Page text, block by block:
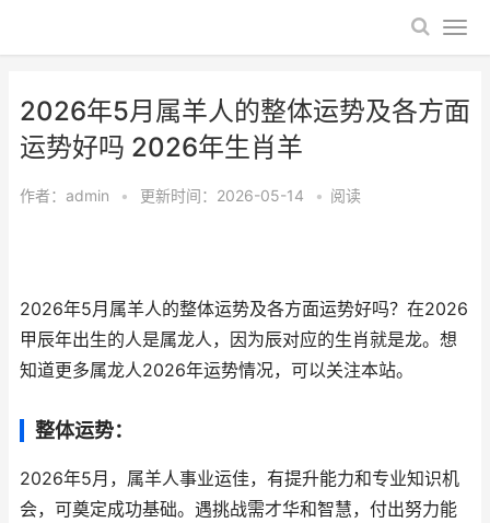
2026年5月属羊人的整体运势及各方面
运势好吗 2026年生肖羊
作者： admin • 更新时间：2026-05-14 • 阅读
2026年5月属羊人的整体运势及各方面运势好吗？在2026
甲辰年出生的人是属龙人，因为辰对应的生肖就是龙。想
知道更多属龙人2026年运势情况，可以关注本站。
整体运势：
2026年5月，属羊人事业运佳，有提升能力和专业知识机
会，可奠定成功基础。遇挑战需才华和智慧，付出努力能